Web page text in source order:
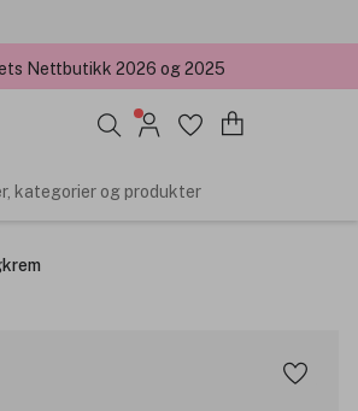
Nettbutikk 2026 og 2025
kategorier og produkter